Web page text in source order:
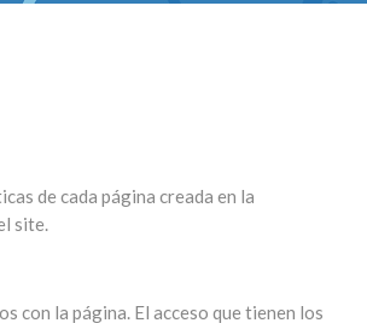
de cada página creada en la
site.
con la página. El acceso que tienen los